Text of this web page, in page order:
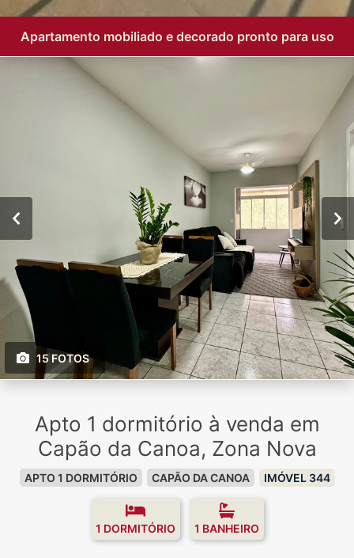
Apartamento mobiliado e decorado pronto para uso
15 FOTOS
Apto 1 dormitório à venda em
Capão da Canoa, Zona Nova
APTO 1 DORMITÓRIO CAPÃO DA CANOA IMÓVEL 344
1 DORMITÓRIO 1 BANHEIRO